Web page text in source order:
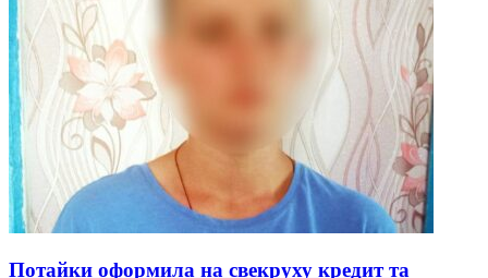
Потайки оформила на свекруху кредит та